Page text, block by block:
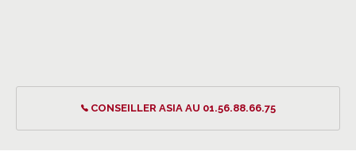
CONSEILLER ASIA AU 01.56.88.66.75